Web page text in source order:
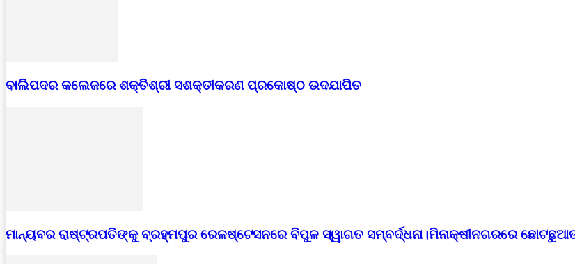
ବାଲିପଦର କଲେଜରେ ଶକ୍ତିଶ୍ରୀ ସଶକ୍ତୀକରଣ ପ୍ରକୋଷ୍ଠ ଉଦଯାପିତ
ମାନ୍ୟବର ରାଷ୍ଟ୍ରପତିଙ୍କୁ ବ୍ରହ୍ମପୁର ରେଳଷ୍ଟେସନରେ ବିପୁଳ ସ୍ୱାଗତ ସମ୍ବର୍ଦ୍ଧନା।ମିନାକ୍ଷୀନଗରରେ